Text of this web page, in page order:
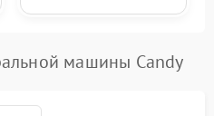
машины Candy